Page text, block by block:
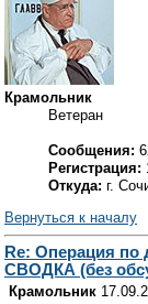
Крамольник
Ветеран
Сообщения:
Регистрация:
Откуда: г.
Вернуться к началу
Re: Операция
СВОДКА (без
Крамольник